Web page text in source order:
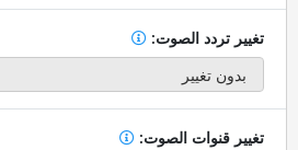
تغيير تردد الصوت:
تغيير قنوات الصوت: